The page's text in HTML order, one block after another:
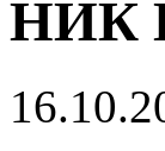
НИК